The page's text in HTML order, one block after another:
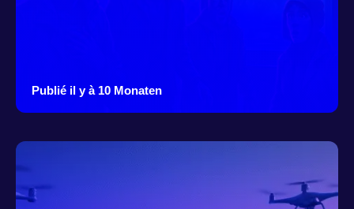
Publié il y à 10 Monaten